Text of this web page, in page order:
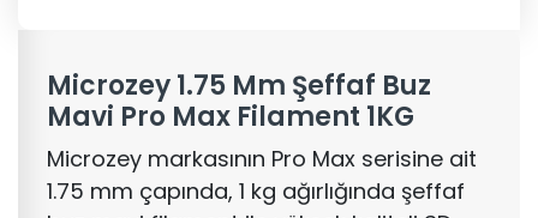
Microzey 1.75 Mm Şeffaf Buz
Mavi Pro Max Filament 1KG
Microzey markasının Pro Max serisine ait
1.75 mm çapında, 1 kg ağırlığında şeffaf